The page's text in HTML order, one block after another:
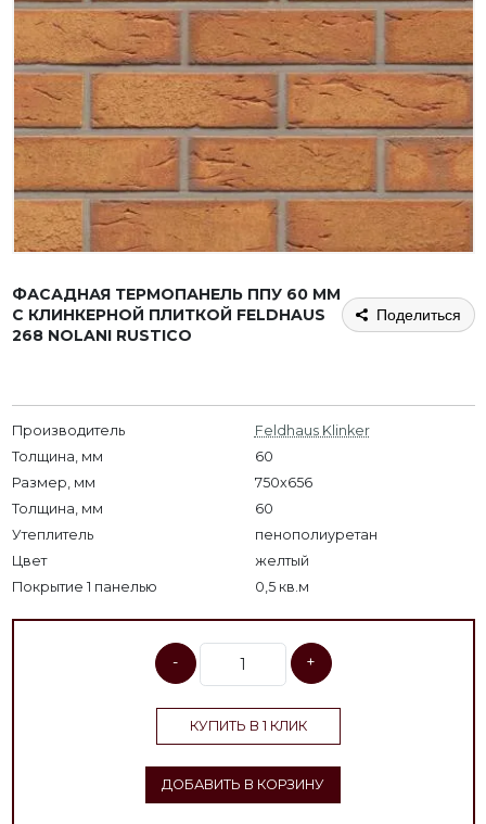
ФАСАДНАЯ ТЕРМОПАНЕЛЬ ППУ 60 ММ
С КЛИНКЕРНОЙ ПЛИТКОЙ FELDHAUS
268 NOLANI RUSTICO
Поделиться
Производитель
Feldhaus Klinker
Толщина, мм
60
Размер, мм
750х656
Толщина, мм
60
Утеплитель
пенополиуретан
Цвет
желтый
Покрытие 1 панелью
0,5 кв.м
- +
КУПИТЬ В 1 КЛИК
ДОБАВИТЬ В КОРЗИНУ